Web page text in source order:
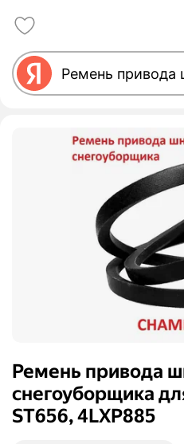
Ремень привода
снегоуборщика
ST656, 4LXP885